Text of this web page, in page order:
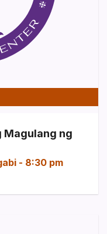
Magulang ng
- 8:30 pm